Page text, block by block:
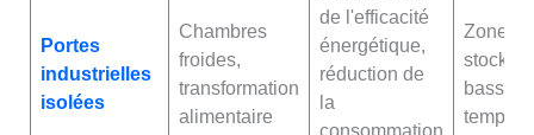
Portes
industrielles
isolées
Chambres
froides,
transformation
alimentaire
de l'efficacité
énergétique,
réduction de
la
consommation
Zone de
basse